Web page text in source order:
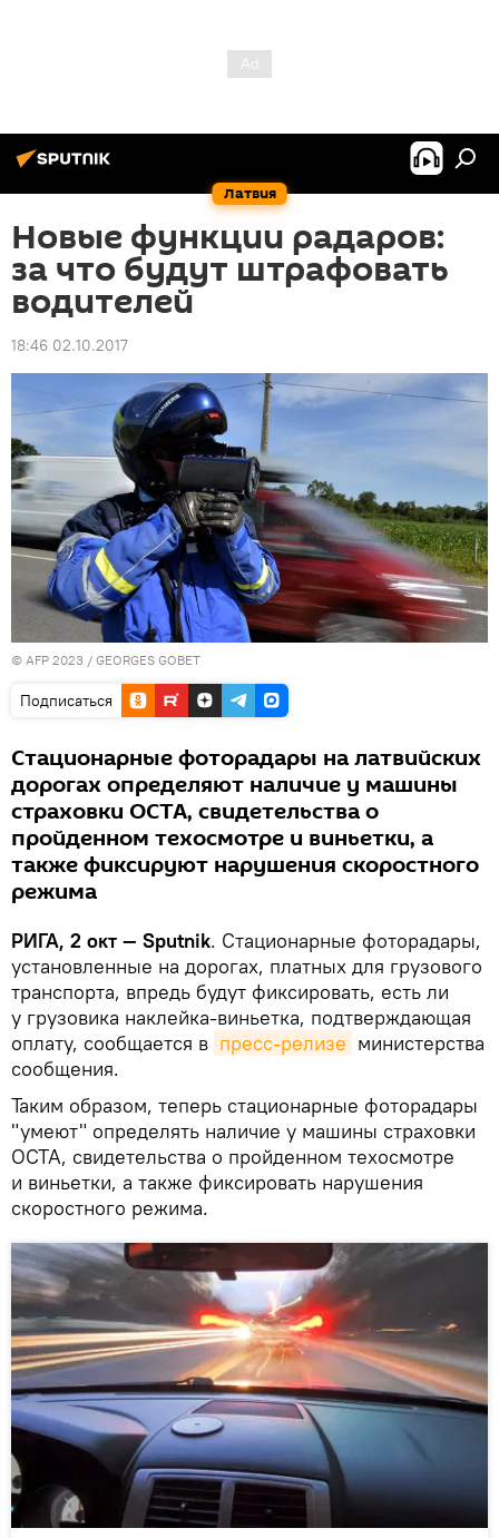
Латвия
Новые функции радаров:
за что будут штрафовать
водителей
18:46 02.10.2017
© AFP 2023 / GEORGES GOBET
Подписаться
Стационарные фоторадары на латвийских
дорогах определяют наличие у машины
страховки OCTA, свидетельства о
пройденном техосмотре и виньетки, а
также фиксируют нарушения скоростного
режима
РИГА, 2 окт — Sputnik. Стационарные фоторадары,
установленные на дорогах, платных для грузового
транспорта, впредь будут фиксировать, есть ли
у грузовика наклейка-виньетка, подтверждающая
оплату, сообщается в пресс-релизе министерства
сообщения.
Таким образом, теперь стационарные фоторадары
"умеют" определять наличие у машины страховки
OCTA, свидетельства о пройденном техосмотре
и виньетки, а также фиксировать нарушения
скоростного режима.